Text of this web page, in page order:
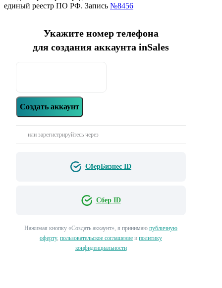
единый реестр ПО РФ. Запись №8456
Укажите номер телефона
для создания аккаунта inSales
Создать аккаунт
или зарегистрируйтесь через
СберБизнес ID
Сбер ID
Нажимая кнопку «‎Создать аккаунт»‎, я принимаю публичную
оферту, пользовательское соглашение и политику
конфиденциальности